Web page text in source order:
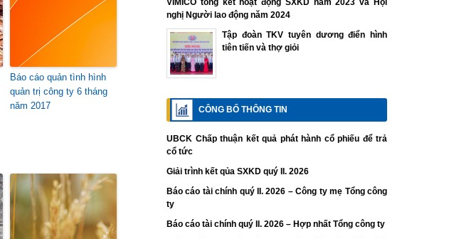
Báo cáo quản tình hình
quản trị công ty 6 tháng
năm 2017
VIMICO tổng kết hoạt động SXKD năm 2023 và Hội
nghị Người lao động năm 2024
Tập đoàn TKV tuyên dương điển hình
tiên tiến và thợ giỏi
CÔNG BỐ THÔNG TIN
UBCK Chấp thuận kết quả phát hành cổ phiếu để trả
cổ tức
Giải trình kết qủa SXKD quý II. 2026
Báo cáo tài chính quý II. 2026 – Công ty mẹ Tổng công
ty
Báo cáo tài chính quý II. 2026 – Hợp nhất Tổng công ty